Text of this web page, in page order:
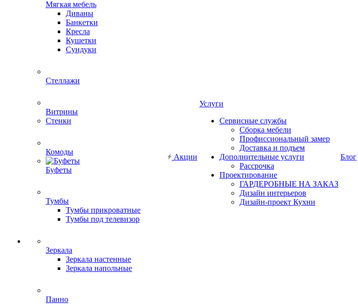
Мягкая мебель
Диваны
Банкетки
Кресла
Кушетки
Сундуки
Стеллажи
Витрины
Стенки
Комоды
Буфеты
Тумбы
Тумбы прикроватные
Тумбы под телевизор
Зеркала
Зеркала настенные
Зеркала напольные
Панно
Акции
Услуги
Сервисные службы
Сборка мебели
Профиссиональный замер
Доставка и подъем
Дополнительные услуги
Рассрочка
Проектирование
ГАРДЕРОБНЫЕ НА ЗАКАЗ
Дизайн интерьеров
Дизайн-проект Кухни
Блог